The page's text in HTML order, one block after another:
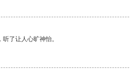
了让人心旷神怡。